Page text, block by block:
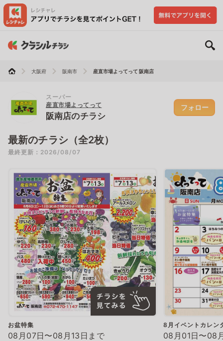
大阪府 阪南市 産直市場よってって 阪南店
スーパー
産直市場よってって
阪南店のチラシ
フォロー
最新のチラシ（全2枚）
最終更新：2026/08/07
お盆特集
08月07日〜08月13日まで
8月イベントカレン
08月01日〜08